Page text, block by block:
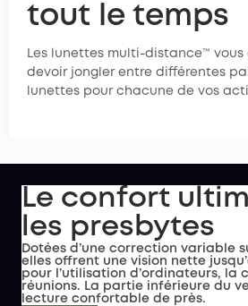
tout le temps
Les lunettes multi-distance™ vous
devoir jongler entre différentes
lunettes pour chacune de vos
Le confort
les presbytes
Dotées d’une correction variable
elles offrent une vision nette
pour l’utilisation d’ordinateurs, la
réunions. La partie inférieure du
lecture confortable de près.